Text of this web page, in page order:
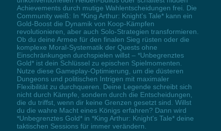
Achievements durch mutige Wahlentscheidungen frei. Die
Community weiß: In *King Arthur: Knight's Tale* kann ein
Gold-Boost die Dynamik von Koop-Kämpfen
revolutionieren, aber auch Solo-Strategien transformieren.
Ob du deine Armee für den finalen Sieg rüsten oder die
komplexe Moral-Systematik der Quests ohne
Einschränkungen durchspielen willst – *Unbegrenztes
Gold* ist dein Schlüssel zu epischen Spielmomenten.
Nutze diese Gameplay-Optimierung, um die düsteren
Dungeons und politischen Intrigen mit maximaler
Flexibilität zu durchqueren. Deine Legende schreibt sich
nicht durch Kämpfe, sondern durch die Entscheidungen,
die du triffst, wenn dir keine Grenzen gesetzt sind. Willst
du die wahre Macht eines Königs erfahren? Dann wird
*Unbegrenztes Gold* in *King Arthur: Knight's Tale* deine
taktischen Sessions für immer verändern.